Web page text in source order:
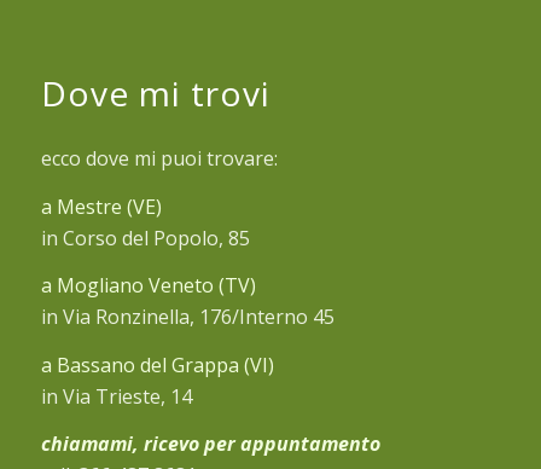
Dove mi trovi
ecco dove mi puoi trovare:
a Mestre (VE)
in Corso del Popolo, 85
a Mogliano Veneto (TV)
in Via Ronzinella, 176/Interno 45
a Bassano del Grappa (VI)
in Via Trieste, 14
chiamami, ricevo per appuntamento